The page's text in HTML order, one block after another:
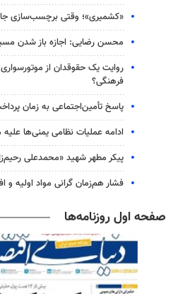
«کشمیری»؛ وقتی برچسب‌سازی
محسن رضایی: اجازه باز شدن
روایت یک حقوقدان از
فرهنگی؟
پاسخ تأمین‌اجتماعی به زمان
ادامه عملیات نظامی یمنی‌ها علیه
پیکر مطهر شهید «محمدعلی
فشار هم‌زمان گرانی مواد اولیه و
صفحه اول روزنامه‌ها